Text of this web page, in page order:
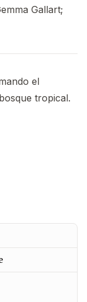
Gallart;
el
tropical.